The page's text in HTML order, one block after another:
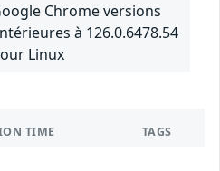
Chrome versions
à 126.0.6478.54
Linux
TIME TAGS